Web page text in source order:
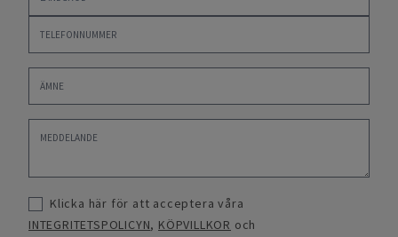
Klicka här för att acceptera våra
INTEGRITETSPOLICYN, KÖPVILLKOR och